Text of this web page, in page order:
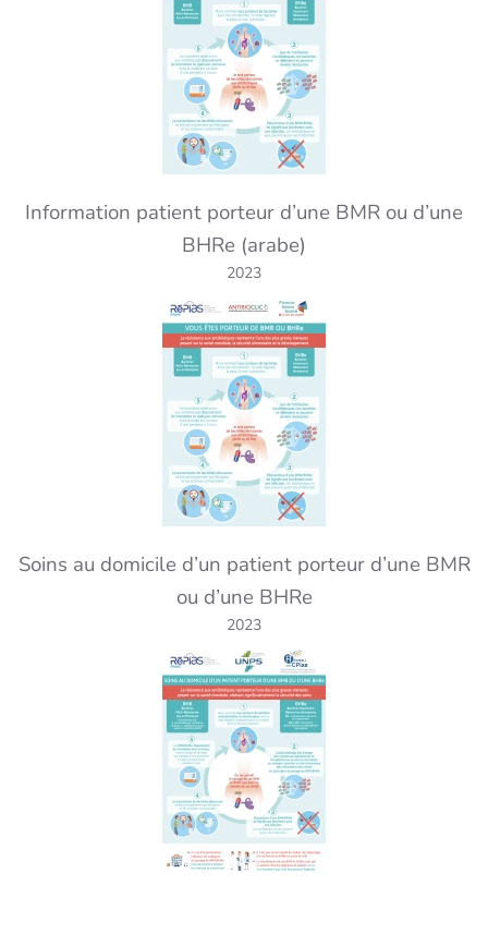
Information patient porteur d’une BMR ou d’une
BHRe (arabe)
2023
Soins au domicile d’un patient porteur d’une BMR
ou d’une BHRe
2023